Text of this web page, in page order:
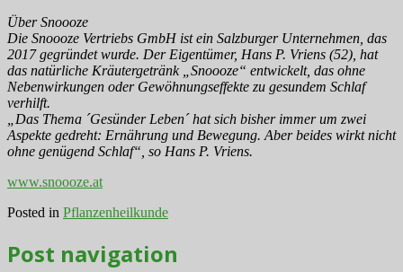
Über Snoooze
Die Snoooze Vertriebs GmbH ist ein Salzburger Unternehmen, das
2017 gegründet wurde. Der Eigentümer, Hans P. Vriens (52), hat
das natürliche Kräutergetränk „Snoooze“ entwickelt, das ohne
Nebenwirkungen oder Gewöhnungseffekte zu gesundem Schlaf
verhilft.
„Das Thema ´Gesünder Leben´ hat sich bisher immer um zwei
Aspekte gedreht: Ernährung und Bewegung. Aber beides wirkt nicht
ohne genügend Schlaf“, so Hans P. Vriens.
www.snoooze.at
Posted in Pflanzenheilkunde
Post navigation